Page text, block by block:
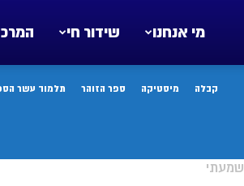
שידור חי מי אנחנו
קבלה מיסטיקה ספר הזוהר תלמוד עשר
שמעתי